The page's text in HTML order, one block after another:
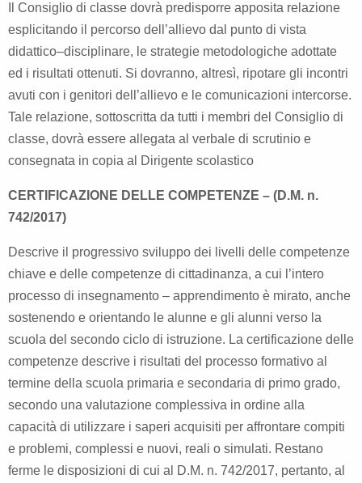
Il Consiglio di classe dovrà predisporre apposita relazione
esplicitando il percorso dell’allievo dal punto di vista
didattico–disciplinare, le strategie metodologiche adottate
ed i risultati ottenuti. Si dovranno, altresì, ripotare gli incontri
avuti con i genitori dell’allievo e le comunicazioni intercorse.
Tale relazione, sottoscritta da tutti i membri del Consiglio di
classe, dovrà essere allegata al verbale di scrutinio e
consegnata in copia al Dirigente scolastico
CERTIFICAZIONE DELLE COMPETENZE – (D.M. n.
742/2017)
Descrive il progressivo sviluppo dei livelli delle competenze
chiave e delle competenze di cittadinanza, a cui l’intero
processo di insegnamento – apprendimento è mirato, anche
sostenendo e orientando le alunne e gli alunni verso la
scuola del secondo ciclo di istruzione. La certificazione delle
competenze descrive i risultati del processo formativo al
termine della scuola primaria e secondaria di primo grado,
secondo una valutazione complessiva in ordine alla
capacità di utilizzare i saperi acquisiti per affrontare compiti
e problemi, complessi e nuovi, reali o simulati. Restano
ferme le disposizioni di cui al D.M. n. 742/2017, pertanto, al